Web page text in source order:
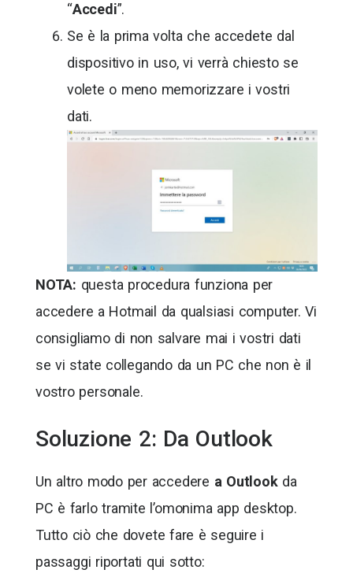
“Accedi”.
Se è la prima volta che accedete dal
dispositivo in uso, vi verrà chiesto se
volete o meno memorizzare i vostri
dati.
NOTA: questa procedura funziona per
accedere a Hotmail da qualsiasi computer. Vi
consigliamo di non salvare mai i vostri dati
se vi state collegando da un PC che non è il
vostro personale.
Soluzione 2: Da Outlook
Un altro modo per accedere a Outlookda
PC è farlo tramite l’omonima app desktop.
Tutto ciò che dovete fare è seguire i
passaggi riportati qui sotto: